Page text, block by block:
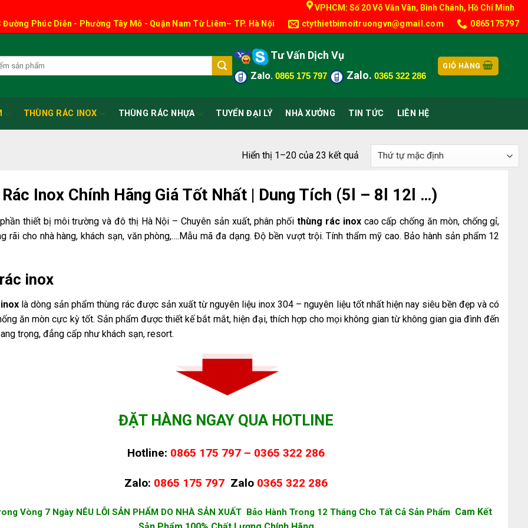
VPHCM: Số 20 Võ Văn Vân, Bình Chánh, Hồ Chí Minh
Đường Phúc Diễn - Phường Tây Mỗ - Quận Nam Từ Liêm– TP. Hà Nội
ctythietbimoitruongvn@gmail.com 0865175797
Tư Vấn Dịch Vụ
Zalo. 0865 175 797 Zalo. 0365 322 286
GIỎ HÀNG
THÙNG RÁC INOX THÙNG RÁC NHỰA TUYỂN ĐẠI LÝ NHÀ XƯỞNG TIN TỨC LIÊN HỆ
Hiển thị 1–20 của 23 kết quả
Inox Chính Hãng Giá Tốt Nhất | Dung Tích (5l – 8l 12l …)
thiết bị môi trường và đô thị Hà Nội – Chuyên sản xuất, phân phốithùng rác inoxcao cấp chống ăn mòn, chống gỉ,
rãi cho nhà hàng, khách sạn, văn phòng,….Mẫu mã đa dạng. Độ bền vượt trội. Tính thẩm mỹ cao. Bảo hành sản phẩm 12
inox
là dòng sản phẩm thùng rác được sản xuất từ nguyên liệu inox 304 – nguyên liệu tốt nhất hiện nay siêu bền đẹp và có
ăn mòn cực kỳ tốt. Sản phẩm được thiết kế bắt mắt, hiện đại, thích hợp cho mọi không gian từ không gian gia đình đến
trọng, đẳng cấp như khách sạn, resort.
ĐẶT HÀNG NGAY QUA HOTLINE
Hotline: 0865 175 797 – 0365 322 286
Zalo: 0865 175 797 Zalo 0365 322 286
Vòng 7 Ngày NÊU LỖI SẢN PHẨM DO NHÀ SẢN XUẤT Bảo Hành Trong 12 Tháng Cho Tất Cả Sản Phẩm Cam Kết